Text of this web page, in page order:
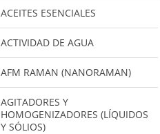
ACEITES ESENCIALES
ACTIVIDAD DE AGUA
AFM RAMAN (NANORAMAN)
AGITADORES Y
HOMOGENIZADORES (LÍQUIDOS
Y SÓLIOS)